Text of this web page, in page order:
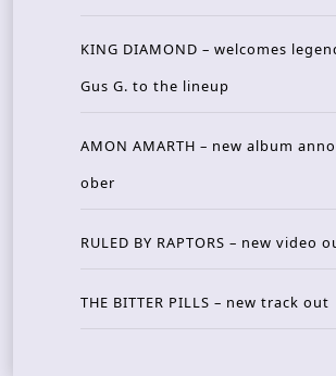
KING DIAMOND – welcomes
Gus G. to the lineup
AMON AMARTH – new album
ober
RULED BY RAPTORS – new video
THE BITTER PILLS – new track out